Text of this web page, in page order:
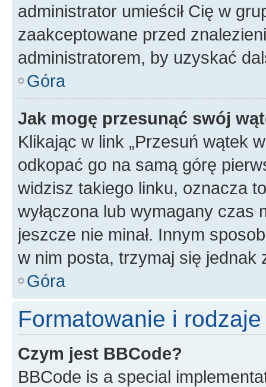
administrator umieścił Cię w
zaakceptowane przed
administratorem, by uzyskać
Góra
Jak mogę przesunąć swój
Klikając w link „Przesuń wątek
odkopać go na samą górę
widzisz takiego linku, oznacza
wyłączona lub wymagany czas
jeszcze nie minał. Innym
w nim posta, trzymaj się jednak
Góra
Formatowanie i
Czym jest BBCode?
BBCode is a special